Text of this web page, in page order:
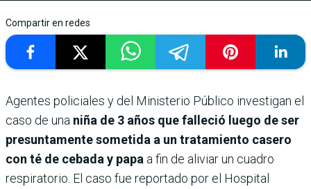
Compartir en redes
Agentes policiales y del Ministerio Público investigan el
caso de una niña de 3 años que falleció luego de ser
presuntamente sometida a un tratamiento casero
con té de cebada y papa a fin de aliviar un cuadro
respiratorio. El caso fue reportado por el Hospital